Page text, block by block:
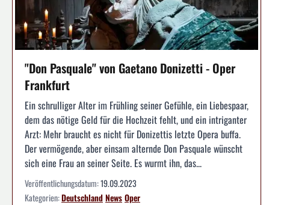
"Don Pasquale" von Gaetano Donizetti - Oper
Frankfurt
Ein schrulliger Alter im Frühling seiner Gefühle, ein Liebespaar,
dem das nötige Geld für die Hochzeit fehlt, und ein intriganter
Arzt: Mehr braucht es nicht für Donizettis letzte Opera buffa.
Der vermögende, aber einsam alternde Don Pasquale wünscht
sich eine Frau an seiner Seite. Es wurmt ihn, das...
Veröffentlichungsdatum:19.09.2023
Kategorien:DeutschlandNewsOper